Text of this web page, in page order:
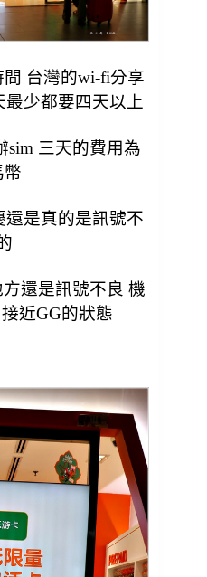
台灣的wi-fi分享
少都要四天以上
sim 三天的費用為
幣
是真的是訊號不
還是訊號不良 機
近GG的狀態